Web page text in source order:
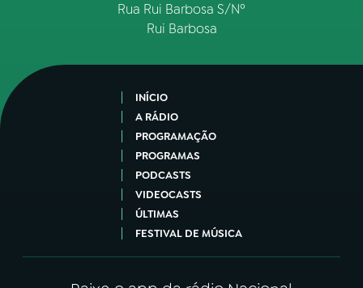
Rua Rui Barbosa S/Nº
Rui Barbosa
INÍCIO
A RÁDIO
PROGRAMAÇÃO
PROGRAMAS
PODCASTS
VIDEOCASTS
ÚLTIMAS
FESTIVAL DE MÚSICA